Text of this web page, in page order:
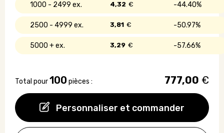
Personnaliser et commander
1000 - 2499 44.40%
4,32 €
2500 - 4999 50.97%
3,81 €
5000 + 57.66%
3,29 €
Total pour100 pièces : 777,00 €